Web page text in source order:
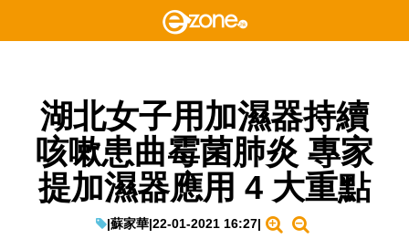
湖北女子用加濕器持續
咳嗽患曲霉菌肺炎 專家
提加濕器應用 4 大重點
|蘇家華|22-01-2021 16:27|